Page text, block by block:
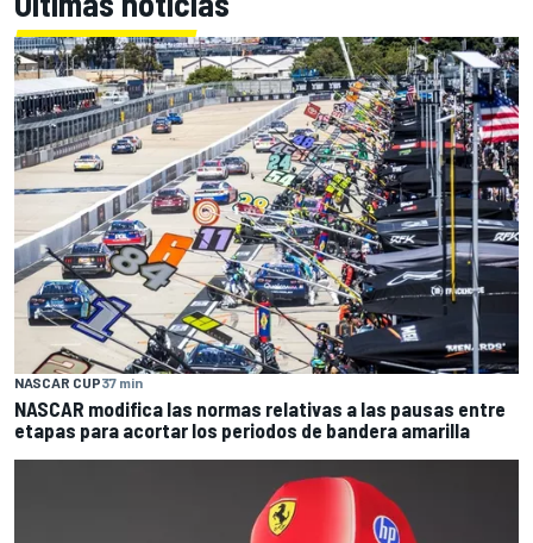
NASCAR CUP37 min
NASCAR modifica las normas relativas a las pausas entre
etapas para acortar los periodos de bandera amarilla